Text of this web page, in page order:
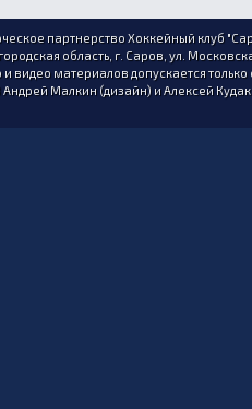
партнерство Хоккейный клуб
область, г. Саров, ул.
видео материалов допускается
Андрей Малкин (дизайн) и Алексей